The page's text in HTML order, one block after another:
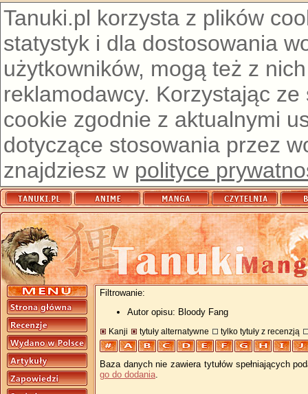
Tanuki.pl korzysta z plików
statystyk i dla dostosowania
użytkowników, mogą też z
reklamodawcy. Korzystając
cookie zgodnie z aktualnymi
dotyczące stosowania przez
znajdziesz w polityce
Filtrowanie:
Autor opisu: Bloody Fang
Kanji tytuły alternatywne tylko tytuły z recenzją
Baza danych nie zawiera tytułów spełniających
go do dodania.